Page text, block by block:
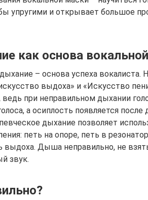
упругими и открывает большое
как основа
– основа успеха вокалиста.
выдоха» и «Искусство
при неправильном дыхании
а осиплость появляется после
дыхание позволяет
петь на опоре, петь в
выдоха. Дыша неправильно, не
звук.